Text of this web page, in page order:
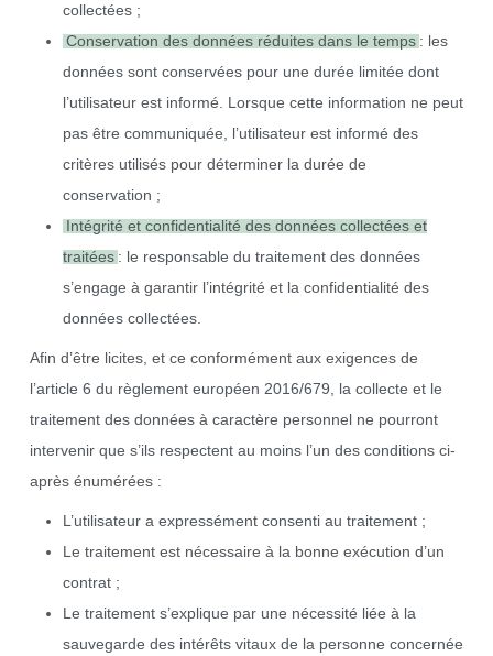
collectées ;
Conservation des données réduites dans le temps : les
données sont conservées pour une durée limitée dont
l’utilisateur est informé. Lorsque cette information ne peut
pas être communiquée, l’utilisateur est informé des
critères utilisés pour déterminer la durée de
conservation ;
Intégrité et confidentialité des données collectées et
traitées : le responsable du traitement des données
s’engage à garantir l’intégrité et la confidentialité des
données collectées.
Afin d’être licites, et ce conformément aux exigences de
l’article 6 du règlement européen 2016/679, la collecte et le
traitement des données à caractère personnel ne pourront
intervenir que s’ils respectent au moins l’un des conditions ci-
après énumérées :
L’utilisateur a expressément consenti au traitement ;
Le traitement est nécessaire à la bonne exécution d’un
contrat ;
Le traitement s’explique par une nécessité liée à la
sauvegarde des intérêts vitaux de la personne concernée